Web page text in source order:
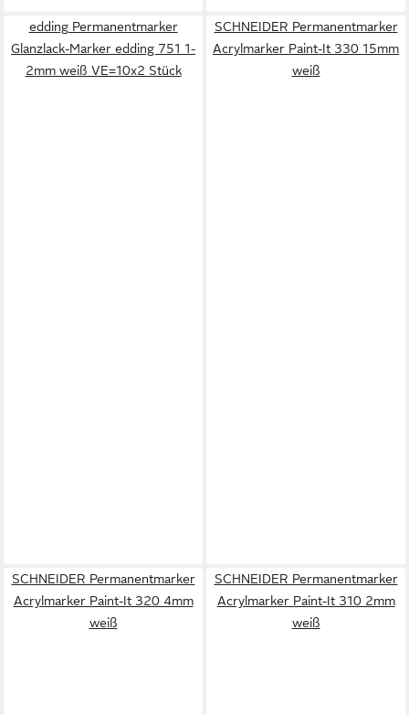
edding Permanentmarker
Glanzlack-Marker edding 751 1-
2mm weiß VE=10x2 Stück
SCHNEIDER Permanentmarker
Acrylmarker Paint-It 330 15mm
weiß
SCHNEIDER Permanentmarker
Acrylmarker Paint-It 320 4mm
weiß
SCHNEIDER Permanentmarker
Acrylmarker Paint-It 310 2mm
weiß